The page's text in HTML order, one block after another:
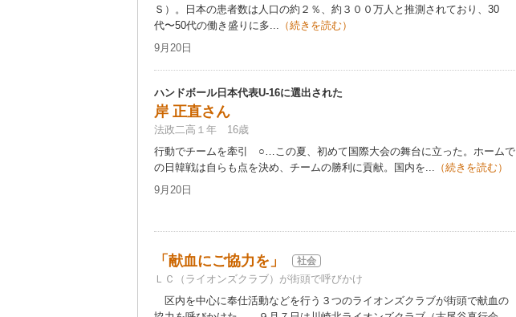
Ｓ）。日本の患者数は人口の約２％、約３００万人と推測されており、30
代〜50代の働き盛りに多... （続きを読む）
9月20日
ハンドボール日本代表U-16に選出された
岸 正直さん
法政二高１年 16歳
行動でチームを牽引 ○…この夏、初めて国際大会の舞台に立った。ホームで
の日韓戦は自らも点を決め、チームの勝利に貢献。国内を... （続きを読む）
9月20日
「献血にご協力を」 社会
ＬＣ（ライオンズクラブ）が街頭で呼びかけ
区内を中心に奉仕活動などを行う３つのライオンズクラブが街頭で献血の